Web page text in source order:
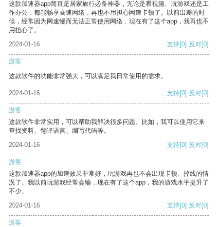
这款加速器app简直是居家旅行必备神器，无论是看视频、玩游戏还是工
作办公，都能畅享高速网络，再也不用担心网速卡顿了。以前出差的时
候，经常因为网速慢而无法正常使用网络，现在有了这个app，我再也不
用担心了。
2024-01-16
支持[0] 反对[0]
游客
这款软件的功能非常强大，可以满足我日常使用的需求。
2024-01-16 支持[0] 反对[0]
游客
这款软件非常实用，可以帮助我解决很多问题。比如，我可以使用它来
查找资料、翻译语言、编写代码等。
2024-01-16
支持[0] 反对[0]
游客
这款加速器app的加速效果非常好，玩游戏再也不会出现卡顿、掉线的情
况了。我以前玩游戏经常会输，现在有了这个app，我的游戏水平提升了
不少。
2024-01-16
支持[0] 反对[0]
游客